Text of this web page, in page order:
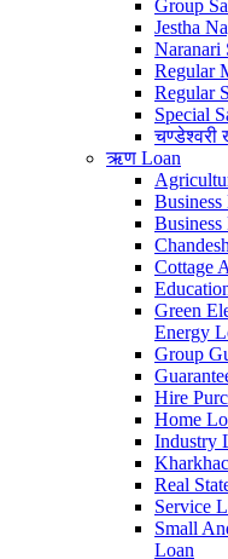
Group
Jestha
Naranari
Regular
Regular
Special
ऋण Loan
Business
Cottage
Green
Energy
Group
Hire
Home
Industry
Real
Service
Small
Loan